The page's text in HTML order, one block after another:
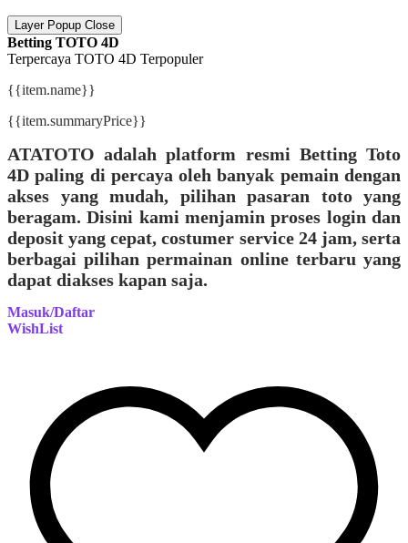
Layer Popup Close
Betting TOTO 4D
Terpercaya TOTO 4D Terpopuler
{{item.name}}
{{item.summaryPrice}}
ATATOTO adalah platform resmi Betting Toto
4D paling di percaya oleh banyak pemain dengan
akses yang mudah, pilihan pasaran toto yang
beragam. Disini kami menjamin proses login dan
deposit yang cepat, costumer service 24 jam, serta
berbagai pilihan permainan online terbaru yang
dapat diakses kapan saja.
Masuk/Daftar
WishList